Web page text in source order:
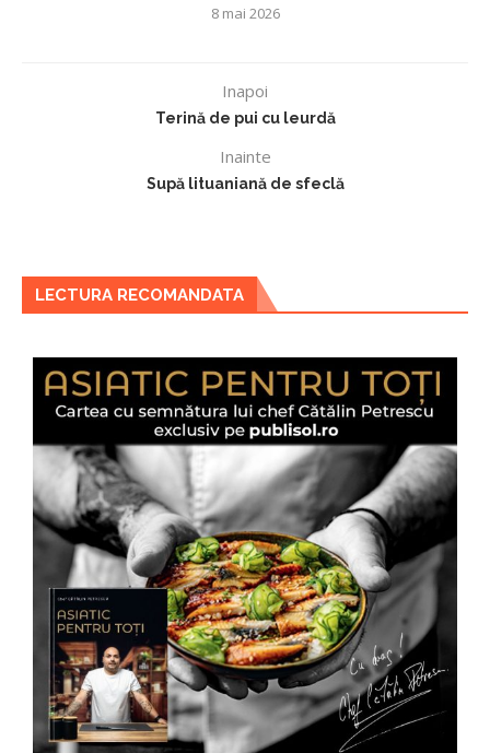
8 mai 2026
Inapoi
Terină de pui cu leurdă
Inainte
Supă lituaniană de sfeclă
LECTURA RECOMANDATA